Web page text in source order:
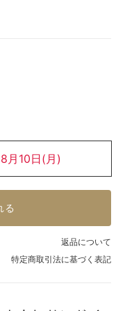
8月10日(月)
る
返品について
特定商取引法に基づく表記